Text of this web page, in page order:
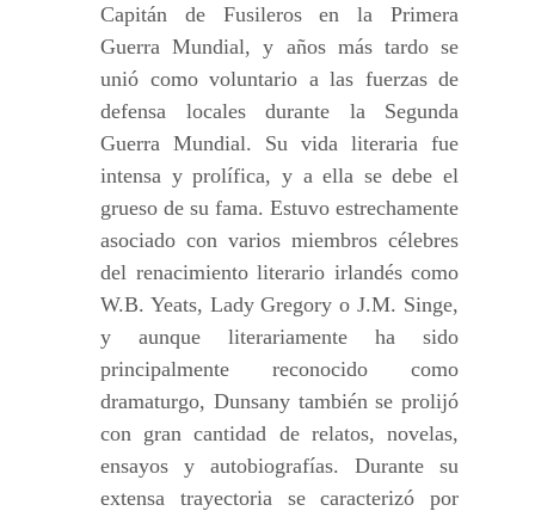
Capitán de Fusileros en la Primera
Guerra Mundial, y años más tardo se
unió como voluntario a las fuerzas de
defensa locales durante la Segunda
Guerra Mundial. Su vida literaria fue
intensa y prolífica, y a ella se debe el
grueso de su fama. Estuvo estrechamente
asociado con varios miembros célebres
del renacimiento literario irlandés como
W.B. Yeats, Lady Gregory o J.M. Singe,
y aunque literariamente ha sido
principalmente reconocido como
dramaturgo, Dunsany también se prolijó
con gran cantidad de relatos, novelas,
ensayos y autobiografías. Durante su
extensa trayectoria se caracterizó por